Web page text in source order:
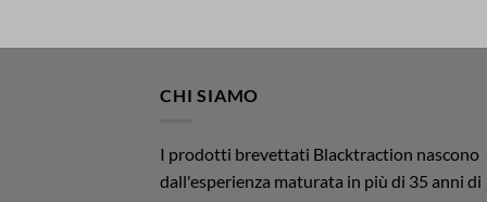
CHI SIAMO
I prodotti brevettati Blacktraction nascono
dall'esperienza maturata in più di 35 anni di